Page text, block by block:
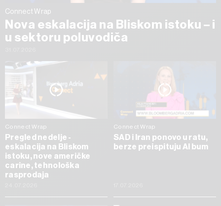
Connect Wrap
Nova eskalacija na Bliskom istoku – i
u sektoru poluvodiča
Connect Wrap
Pregled nedelje -
eskalacija na Bliskom
istoku, nove američke
carine, tehnološka
rasprodaja
Connect Wrap
SAD i Iran ponovo u ratu,
berze preispituju AI bum